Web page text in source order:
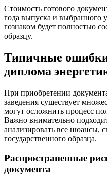
Стоимость готового
года выпуска и выбранного
гознаком будет полностью
образцу.
Типичные
диплома
При приобретении
заведения существует
могут осложнить процесс
Важно внимательно
анализировать все нюансы,
государственного образца.
Распространенные
документа